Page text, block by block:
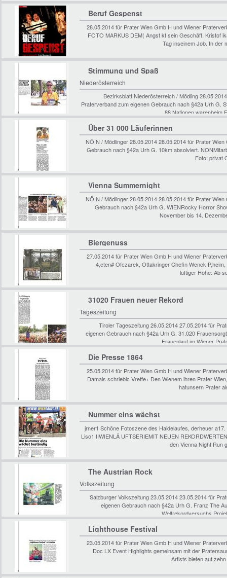
Beruf Gespenst
28.05.2014 für Prater Wien Gmb H und Wiener
FOTO MARKUS DEM( Angst kt sein Geschäft. Kristof
Tag inseinem Job. In
Stimmung und Spaß
Niederösterreich
Bezirksblatt Niederösterreich / Mödling
Praterverband zum eigenen Gebrauch nach §42a Urh G.
88 Nationen
Über 31 000 Läuferinnen
NÖ N / Mödlinger 28.05.2014 28.05.2014 für Prater
Gebrauch nach §42a Urh G. 10km absolviert.
Foto: privat
Vienna Summernight
NÖ N / Mödlinger 28.05.2014 28.05.2014 für Prater
Gebrauch nach §42a Urh G. WIENRocky Horror
November bis 14.
Biergenuss
27.05.2014 für Prater Wien Gmb H und Wiener
4,eten# Ofczarek, Ottakringer Chefin Wenck
luftiger Höhe: Ab
31020 Frauen neuer Rekord
Tageszeitung
Tiroler Tageszeitung 26.05.2014 27.05.2014 für
eigenen Gebrauch nach §42a Urh G. 31.020
Frauenlauf im Wiener
Die Presse 1864
25.05.2014 für Prater Wien Gmb H und Wiener
Damals schriebic Vreffe+ Den Wienem ihren Prater
hatunsern Prater
Nummer eins wächst
jrner1 Schöne Fotoszene des Haidelaufes, derheuer
Liso1 IIWIENLÄ UFTSERIEMIT NEUEN
den Vienna Night
The Austrian Rock
Volkszeitung
Salzburger Volkszeitung 23.05.2014 23.05.2014 für
eigenen Gebrauch nach §42a Urh G. Franz The
Weltrekordversuchs
Lighthouse Festival
23.05.2014 für Prater Wien Gmb H und Wiener
Doc LX Event Highlights gemeinsam mit der
Artists bieten auf